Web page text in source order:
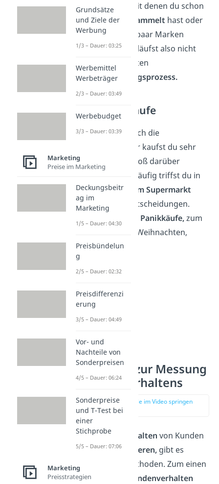
bei Produkten, mit denen du schon
Erfahrungen gesammelt hast oder
wenn du nur ein paar Marken
kennst. Du durchläufst also nicht
mehr den gesamten
Kaufentscheidungsprozess.
Die Impulskäufe
Zuletzt gibt es noch die
. Hier kaufst du sehr
spontan,
ohne groß darüber
nachzudenken. Häufig triffst du in
derKassenzone im Supermarkt
impulsive Kaufentscheidungen.
Panikkäufe,zum
Beispiel kurz vor Weihnachten,
gehören dazu.
Methoden zur Messung
des Kaufverhaltens
zur Stelle im Video springen
(03:45)
Um dasKaufverhalten von Kunden
besser zuanalysieren,gibt es
verschiedene Methoden. Zum einen
kannst du das
Kundenverhalten
Grundsätze
und Ziele der
Werbung
1/3 – Dauer: 03:25
Werbemittel
Werbeträger
2/3 – Dauer: 03:49
Werbebudget
3/3 – Dauer: 03:39
Marketing
Preise im Marketing
Deckungsbeitr
ag im
Marketing
1/5 – Dauer: 04:30
Preisbündelun
g
2/5 – Dauer: 02:32
Preisdifferenzi
erung
3/5 – Dauer: 04:49
Vor- und
Nachteile von
Sonderpreisen
4/5 – Dauer: 06:24
Sonderpreise
und T-Test bei
einer
Stichprobe
5/5 – Dauer: 07:06
Marketing
Preisstrategien